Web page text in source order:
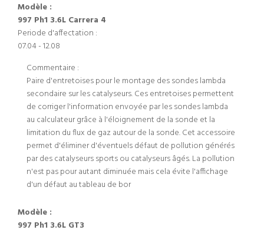
Modèle :
997 Ph1 3.6L Carrera 4
Periode d'affectation :
07.04 - 12.08
Commentaire :
Paire d'entretoises pour le montage des sondes lambda
secondaire sur les catalyseurs. Ces entretoises permettent
de corriger l'information envoyée par les sondes lambda
au calculateur grâce à l'éloignement de la sonde et la
limitation du flux de gaz autour de la sonde. Cet accessoire
permet d'éliminer d'éventuels défaut de pollution générés
par des catalyseurs sports ou catalyseurs âgés. La pollution
n'est pas pour autant diminuée mais cela évite l'affichage
d'un défaut au tableau de bor
Modèle :
997 Ph1 3.6L GT3